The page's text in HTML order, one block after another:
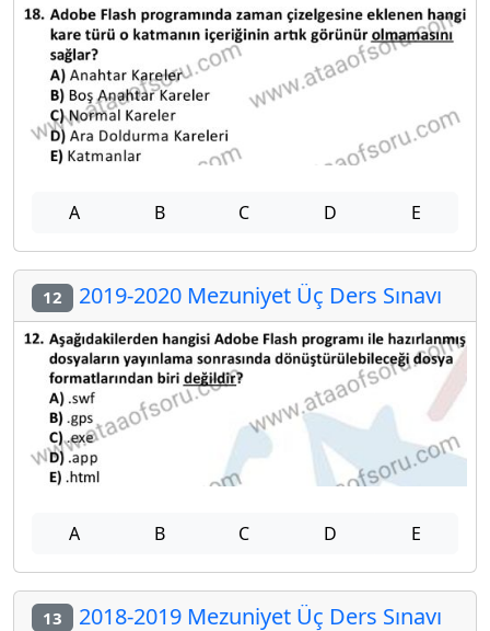
A B C D E
12 2019-2020 Mezuniyet Üç Ders Sınavı
A B C D E
13 2018-2019 Mezuniyet Üç Ders Sınavı